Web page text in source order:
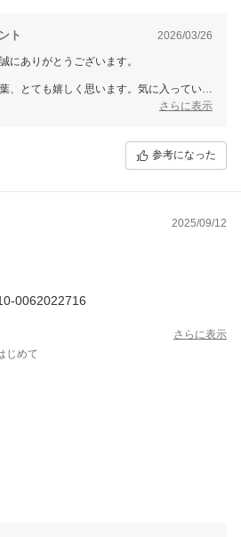
ト 2026/03/26
にありがとうございます。
、とても嬉しく思います。気に入っていた
。これからもお客様にご満足いただける商
さらに表示
参考になった
2025/09/12
0062022716
さらに表示
じめて